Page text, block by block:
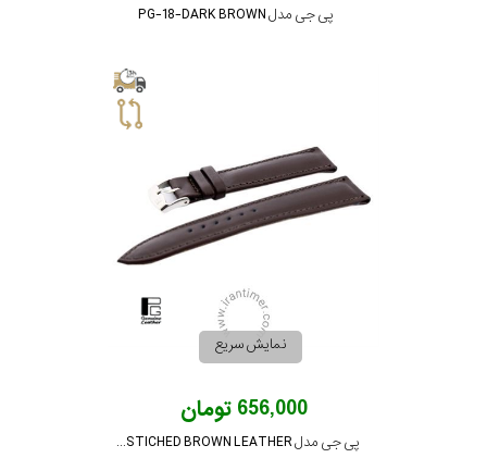
پی جی مدل PG-18-DARK BROWN
نمایش سریع
656,000 تومان
پی جی مدل PG-20-STICHED BROWN LEATHER